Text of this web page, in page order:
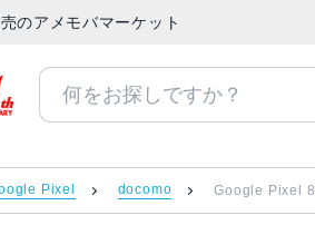
のアメモバマーケット
Pixel docomo Google Pixel 8